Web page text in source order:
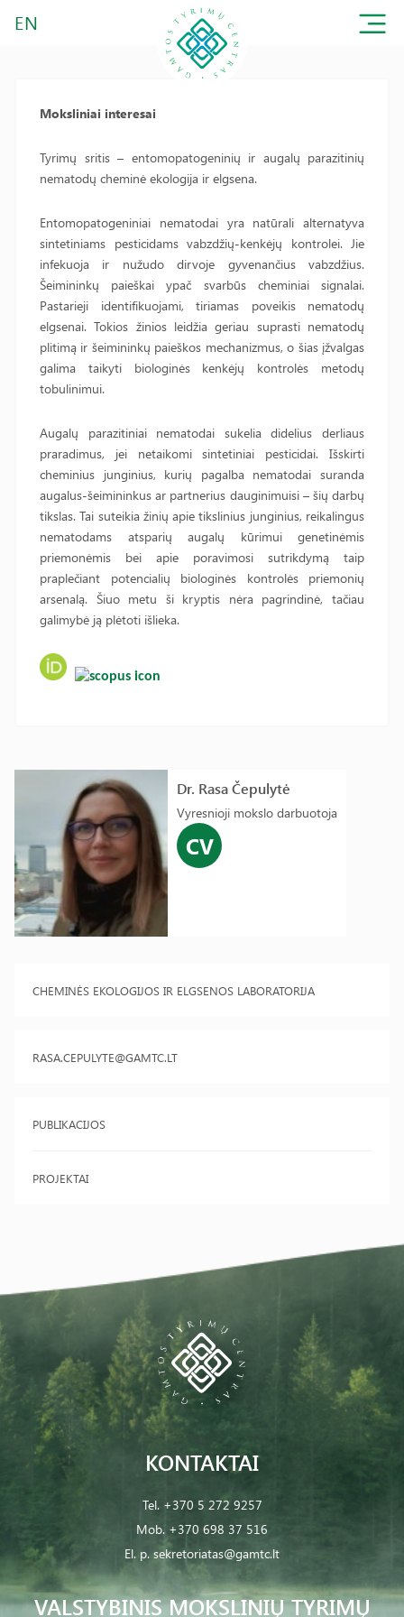
EN
Dr. Rasa Čepulytė
Vyresnioji mokslo darbuotoja
CV
CHEMINĖS EKOLOGIJOS IR ELGSENOS LABORATORIJA
RASA.CEPULYTE@GAMTC.LT
PUBLIKACIJOS
PROJEKTAI
Moksliniai interesai
Tyrimų sritis – entomopatogeninių ir augalų parazitinių
nematodų cheminė ekologija ir elgsena.
Entomopatogeniniai nematodai yra natūrali alternatyva
sintetiniams pesticidams vabzdžių-kenkėjų kontrolei. Jie
infekuoja ir nužudo dirvoje gyvenančius vabzdžius.
Šeimininkų paieškai ypač svarbūs cheminiai signalai.
Pastarieji identifikuojami, tiriamas poveikis nematodų
elgsenai. Tokios žinios leidžia geriau suprasti nematodų
plitimą ir šeimininkų paieškos mechanizmus, o šias įžvalgas
galima taikyti biologinės kenkėjų kontrolės metodų
tobulinimui.
Augalų parazitiniai nematodai sukelia didelius derliaus
praradimus, jei netaikomi sintetiniai pesticidai. Išskirti
cheminius junginius, kurių pagalba nematodai suranda
augalus-šeimininkus ar partnerius dauginimuisi – šių darbų
tikslas. Tai suteikia žinių apie tikslinius junginius, reikalingus
nematodams atsparių augalų kūrimui genetinėmis
priemonėmis bei apie poravimosi sutrikdymą taip
praplečiant potencialių biologinės kontrolės priemonių
arsenalą. Šiuo metu ši kryptis nėra pagrindinė, tačiau
galimybė ją plėtoti išlieka.
VALSTYBINIS MOKSLINIŲ TYRIMŲ
KONTAKTAI
Tel. +370 5 272 9257
Mob. +370 698 37 516
El. p. sekretoriatas@gamtc.lt